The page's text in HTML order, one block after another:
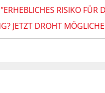
RISIKO FÜR
JETZT DROHT